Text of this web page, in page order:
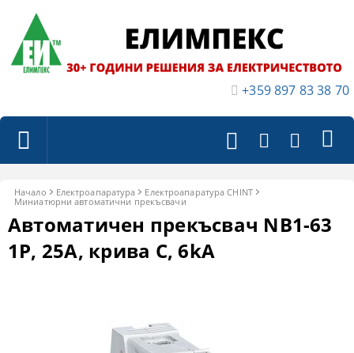
+359 897 83 38 70
Начало Електроапаратура
Eлектроапаратура CHINT
Миниатюрни автоматични прекъсвачи
Автоматичен прекъсвач NB1-63
1P, 25A, крива C, 6kA